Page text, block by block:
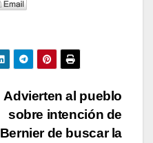
Advierten al pueblo
sobre intención de
Bernier de buscar la